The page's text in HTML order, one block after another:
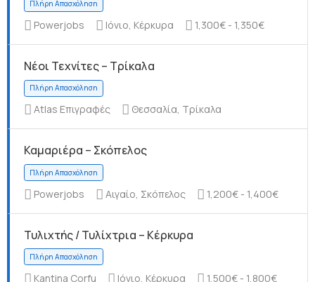
Πλήρη Απασχόληση
Πλήρη Απασχόληση
Powerjobs Ιόνιο, Κέρκυρα 1,300€ - 1,350€
Νέοι Τεχνίτες – Τρίκαλα
Atlas Επιγραφές Θεσσαλία, Τρίκαλα
Καμαριέρα – Σκόπελος
Powerjobs Αιγαίο, Σκόπελος 1,200€ - 1,400€
Τυλιχτής / Τυλίχτρια – Κέρκυρα
Kantina Corfu Ιόνιο, Κέρκυρα 1,500€ - 1,800€